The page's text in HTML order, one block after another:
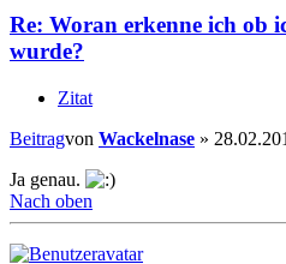
Re: Woran erkenne ich ob
wurde?
Zitat
Beitragvon Wackelnase »
Ja genau.
Nach oben